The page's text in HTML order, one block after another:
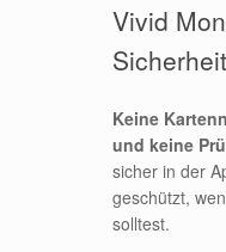
Vivid
Keine
und keine
sicher in der
geschützt,
solltest.